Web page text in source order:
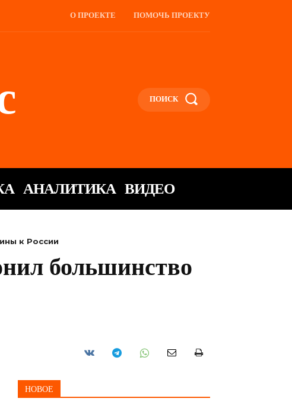
О ПРОЕКТЕ ПОМОЧЬ ПРОЕКТУ
ПОИСК
АНАЛИТИКА ВИДЕО
к России
большинство
НОВОЕ